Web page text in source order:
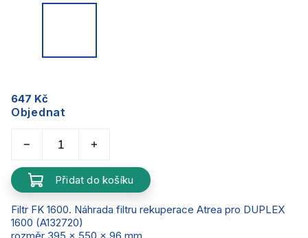
647 Kč
Objednat
Přidat do košíku
Filtr FK 1600. Náhrada filtru rekuperace Atrea pro DUPLEX
1600 (A132720)